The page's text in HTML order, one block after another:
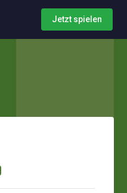
Jetzt spielen